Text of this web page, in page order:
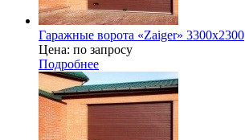
Гаражные ворота «Zaiger» 3300х2300
Цена: по запросу
Подробнее